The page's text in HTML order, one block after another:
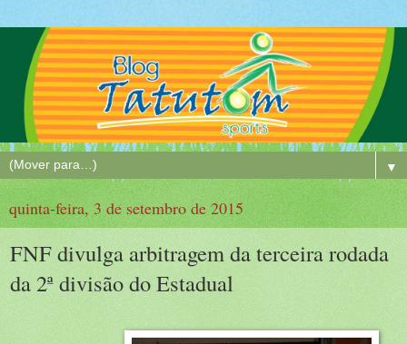
▼
quinta-feira, 3 de setembro de 2015
FNF divulga arbitragem da terceira rodada
da 2ª divisão do Estadual